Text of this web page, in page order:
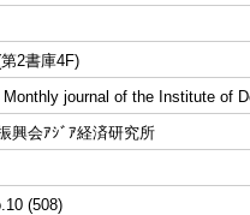
2書庫4F)
Monthly journal of the Institute of
興会ｱｼﾞｱ経済研究所
(508)